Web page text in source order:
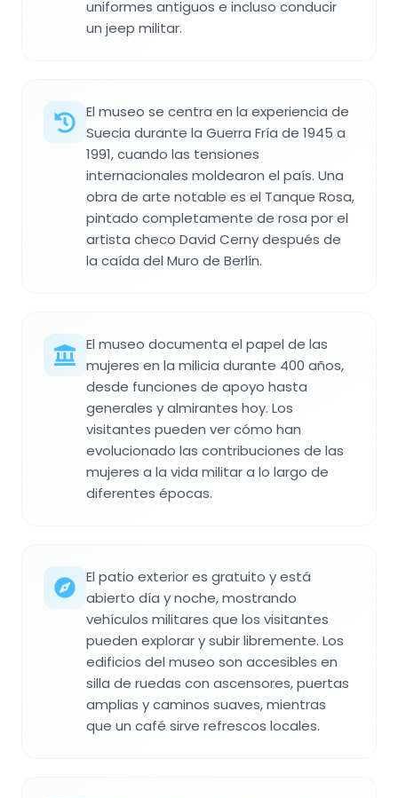
uniformes antiguos e incluso conducir
un jeep militar.
El museo se centra en la experiencia de
Suecia durante la Guerra Fría de 1945 a
1991, cuando las tensiones
internacionales moldearon el país. Una
obra de arte notable es el Tanque Rosa,
pintado completamente de rosa por el
artista checo David Cerny después de
la caída del Muro de Berlín.
El museo documenta el papel de las
mujeres en la milicia durante 400 años,
desde funciones de apoyo hasta
generales y almirantes hoy. Los
visitantes pueden ver cómo han
evolucionado las contribuciones de las
mujeres a la vida militar a lo largo de
diferentes épocas.
El patio exterior es gratuito y está
abierto día y noche, mostrando
vehículos militares que los visitantes
pueden explorar y subir libremente. Los
edificios del museo son accesibles en
silla de ruedas con ascensores, puertas
amplias y caminos suaves, mientras
que un café sirve refrescos locales.